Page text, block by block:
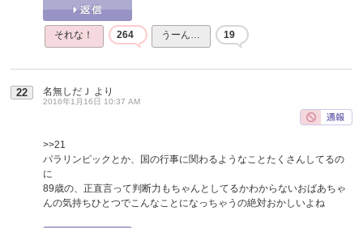
それな！ 264 うーん… 19
22 名無しだＪ より
2016年1月16日 10:37 AM
>>21
パラリンピックとか、国の行事に関わるようなことたくさんしてるの
に
89歳の、正直言って判断力もちゃんとしてるかわからないおばあちゃ
んの気持ちひとつでこんなことになっちゃうの絶対おかしいよね